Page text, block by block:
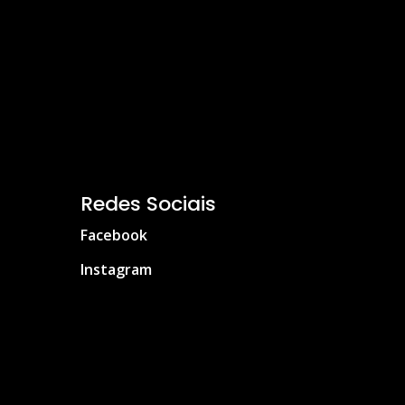
Redes Sociais
Facebook
Instagram